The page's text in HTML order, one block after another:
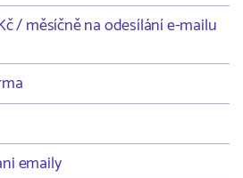
/ měsíčně na odesílání e-mailu
emaily